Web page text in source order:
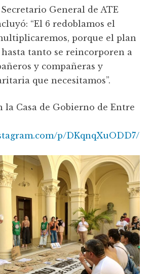
General de ATE
“El 6 redoblamos el
porque el plan
tanto se reincorporen a
y compañeras y
que necesitamos”.
la Casa de Gobierno de Entre
p/DKqnqXuODD7/